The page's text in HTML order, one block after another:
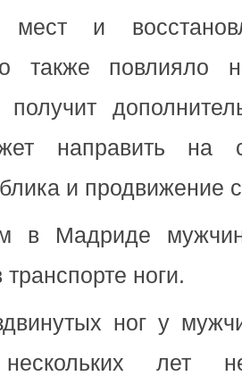
мест и
также повлияло
получит
направить на
и продвижение
в Мадриде
ноги.
ног у
нескольких лет